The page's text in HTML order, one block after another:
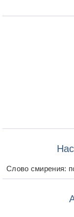
Слово смирения: